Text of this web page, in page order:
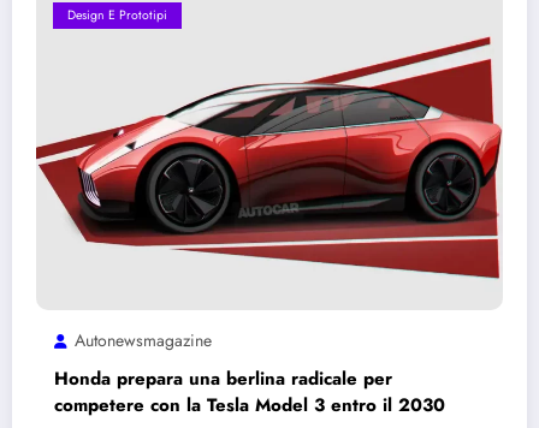
Design E Prototipi
Autonewsmagazine
Honda prepara una berlina radicale per
competere con la Tesla Model 3 entro il 2030